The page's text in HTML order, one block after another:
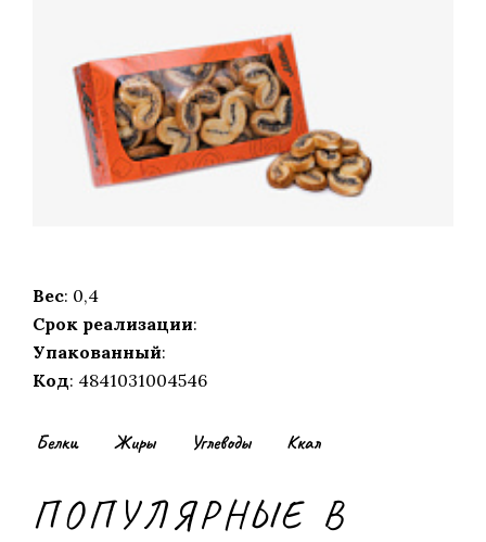
Вес: 0,4
Срок реализации:
Упакованный:
Код: 4841031004546
Белки Жиры Углеводы Ккал
ПОПУЛЯРНЫЕ В